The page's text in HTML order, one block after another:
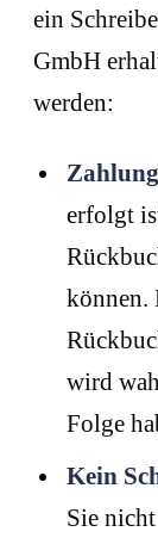
ein
GmbH
werden:
erfolgt
können.
wird
Folge
Kein
Sie